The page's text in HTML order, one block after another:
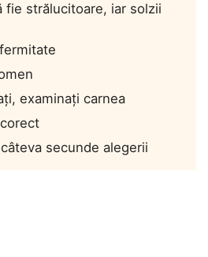
fie strălucitoare, iar solzii
examinați carnea
secunde alegerii